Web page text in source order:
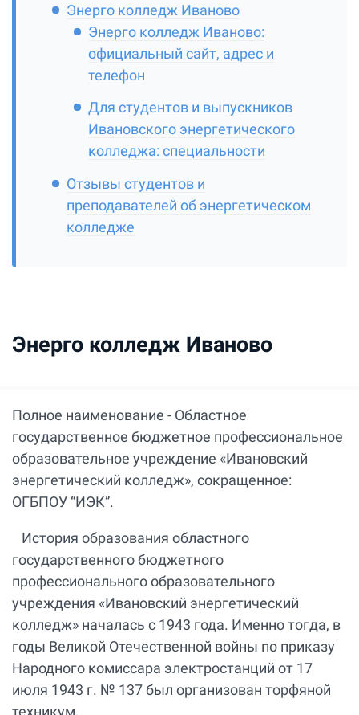
Энерго колледж Иваново
Энерго колледж Иваново:
официальный сайт, адрес и
телефон
Для студентов и выпускников
Ивановского энергетического
колледжа: специальности
Отзывы студентов и
преподавателей об энергетическом
колледже
Энерго колледж Иваново
Полное наименование - Областное
государственное бюджетное профессиональное
образовательное учреждение «Ивановский
энергетический колледж», сокращенное:
ОГБПОУ “ИЭК”.
История образования областного
государственного бюджетного
профессионального образовательного
учреждения «Ивановский энергетический
колледж» началась с 1943 года. Именно тогда, в
годы Великой Отечественной войны по приказу
Народного комиссара электростанций от 17
июля 1943 г. № 137 был организован торфяной
техникум.